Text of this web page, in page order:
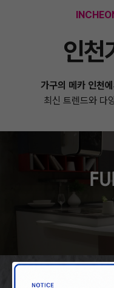
인천
가구의 메카 인천
최신 트렌드와 다